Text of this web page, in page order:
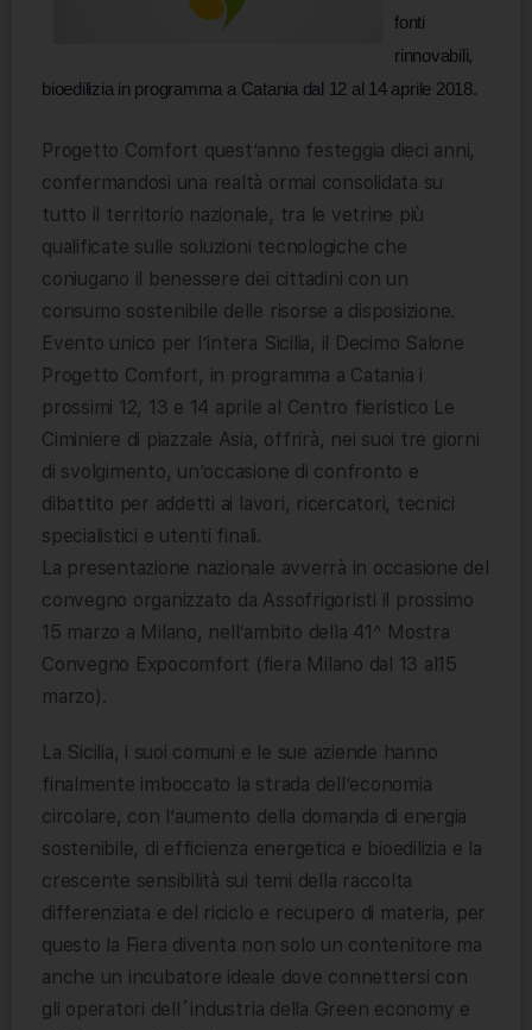
fonti
rinnovabili,
bioedilizia in programma a Catania dal 12 al 14 aprile 2018.
Progetto Comfort quest’anno festeggia dieci anni,
confermandosi una realtà ormai consolidata su
tutto il territorio nazionale, tra le vetrine più
qualificate sulle soluzioni tecnologiche che
coniugano il benessere dei cittadini con un
consumo sostenibile delle risorse a disposizione.
Evento unico per l’intera Sicilia, il Decimo Salone
Progetto Comfort, in programma a Catania i
prossimi 12, 13 e 14 aprile al Centro fieristico Le
Ciminiere di piazzale Asia, offrirà, nei suoi tre giorni
di svolgimento, un’occasione di confronto e
dibattito per addetti ai lavori, ricercatori, tecnici
specialistici e utenti finali.
La presentazione nazionale avverrà in occasione del
convegno organizzato da Assofrigoristi il prossimo
15 marzo a Milano, nell’ambito della 41^ Mostra
Convegno Expocomfort (fiera Milano dal 13 al15
marzo).
La Sicilia, i suoi comuni e le sue aziende hanno
finalmente imboccato la strada dell’economia
circolare, con l’aumento della domanda di energia
sostenibile, di efficienza energetica e bioedilizia e la
crescente sensibilità sui temi della raccolta
differenziata e del riciclo e recupero di materia, per
questo la Fiera diventa non solo un contenitore ma
anche un incubatore ideale dove connettersi con
gli operatori dell´industria della Green economy e